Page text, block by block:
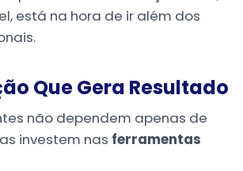
está na hora de ir além dos
Que Gera Resultado
não dependem apenas de
investem nas ferramentas